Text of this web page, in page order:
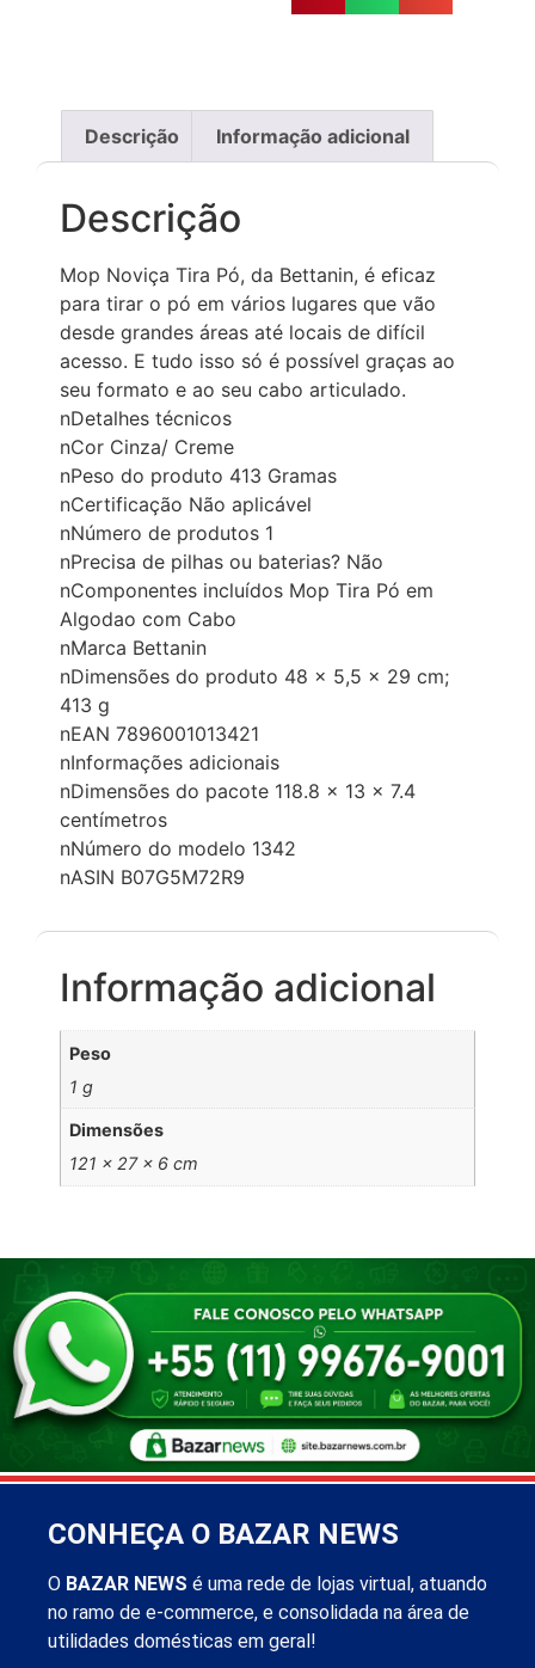
Descrição Informação adicional
Descrição
Mop Noviça Tira Pó, da Bettanin, é eficaz
para tirar o pó em vários lugares que vão
desde grandes áreas até locais de difícil
acesso. E tudo isso só é possível graças ao
seu formato e ao seu cabo articulado.
nDetalhes técnicos
nCor ‎Cinza/ Creme
nPeso do produto ‎413 Gramas
nCertificação ‎Não aplicável
nNúmero de produtos ‎1
nPrecisa de pilhas ou baterias? ‎Não
nComponentes incluídos ‎Mop Tira Pó em
Algodao com Cabo
nMarca ‎Bettanin
nDimensões do produto ‎48 x 5,5 x 29 cm;
413 g
nEAN ‎7896001013421
nInformações adicionais
nDimensões do pacote 118.8 x 13 x 7.4
centímetros
nNúmero do modelo 1342
nASIN B07G5M72R9
Informação adicional
Peso
1 g
Dimensões
121 × 27 × 6 cm
CONHEÇA O BAZAR NEWS
O BAZAR NEWS é uma rede de lojas virtual, atuando
no ramo de e-commerce, e consolidada na área de
utilidades domésticas em geral!